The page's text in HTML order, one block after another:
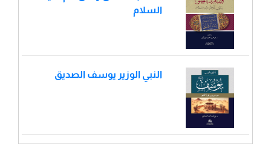
السلام
النبي الوزير يوسف الصديق